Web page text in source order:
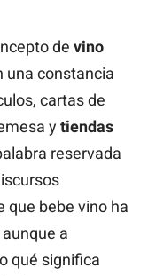
de vino
una constancia
cartas de
y tiendas
reservada
que bebe vino ha
a
qué significa